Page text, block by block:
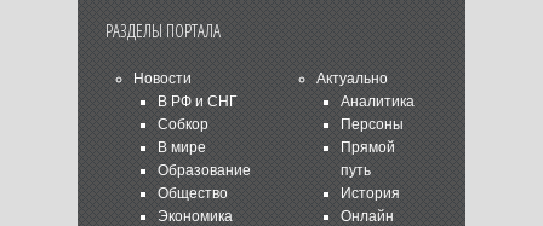
РАЗДЕЛЫ ПОРТАЛА
Новости
В РФ и СНГ
Собкор
В мире
Образование
Общество
Экономика
Актуально
Аналитика
Персоны
Прямой
путь
История
Онлайн